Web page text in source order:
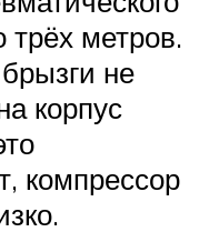
трёх метров.
не
корпус
компрессор